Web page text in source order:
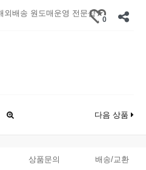
외배송 원도매운영 전문샵★
0
다음 상품
상품문의 배송/교환